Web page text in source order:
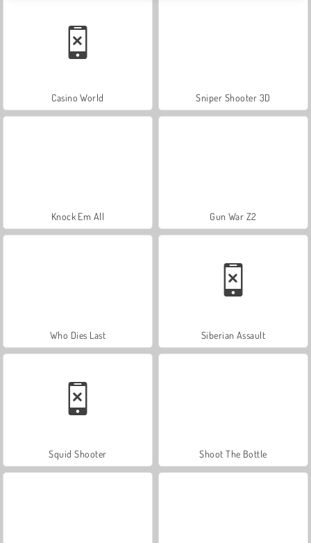
Casino World Sniper Shooter 3D
Knock Em All Gun War Z2
Who Dies Last Siberian Assault
Squid Shooter Shoot The Bottle